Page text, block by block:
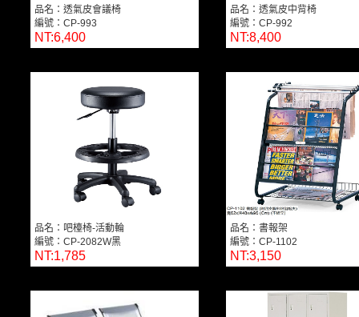
品名：透氣皮會議椅
編號：CP-993
NT:6,400
品名：透氣皮中背椅
編號：CP-992
NT:8,400
品名：吧檯椅-活動輪
編號：CP-2082W黑
NT:1,785
品名：書報架
編號：CP-1102
NT:3,150